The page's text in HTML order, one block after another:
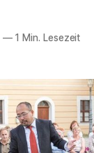
—1 Min. Lesezeit